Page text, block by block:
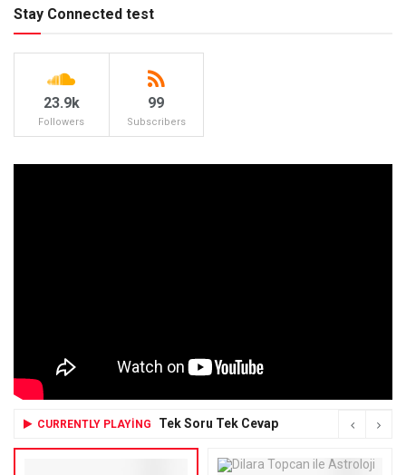
Stay Connected test
23.9k
Followers
99
Subscribers
CURRENTLY PLAYING Tek Soru Tek Cevap